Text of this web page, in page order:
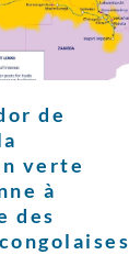
de
verte
à
des